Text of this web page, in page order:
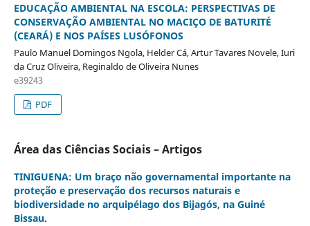
EDUCAÇÃO AMBIENTAL NA ESCOLA: PERSPECTIVAS DE
CONSERVAÇÃO AMBIENTAL NO MACIÇO DE BATURITÉ
(CEARÁ) E NOS PAÍSES LUSÓFONOS
Paulo Manuel Domingos Ngola, Helder Cá, Artur Tavares Novele, Iuri
da Cruz Oliveira, Reginaldo de Oliveira Nunes
e39243
PDF
Área das Ciências Sociais – Artigos
TINIGUENA: Um braço não governamental importante na
proteção e preservação dos recursos naturais e
biodiversidade no arquipélago dos Bijagós, na Guiné
Bissau.